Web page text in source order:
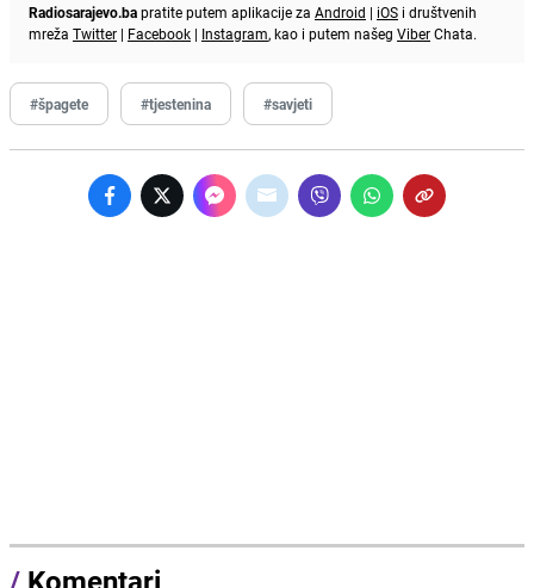
Radiosarajevo.bapratite putem aplikacije za Android | iOS i društvenih
mreža Twitter | Facebook | Instagram, kao i putem našeg ViberChata.
#špagete #tjestenina #savjeti